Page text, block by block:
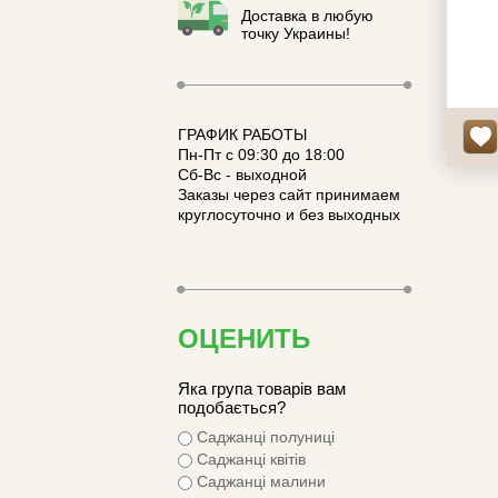
Доставка в любую
точку Украины!
ГРАФИК РАБОТЫ
Пн-Пт с 09:30 до 18:00
Сб-Вс - выходной
Заказы через сайт принимаем
круглосуточно и без выходных
ОЦЕНИТЬ
Яка група товарів вам
подобається?
Саджанці полуниці
Саджанці квітів
Саджанці малини
к-ть